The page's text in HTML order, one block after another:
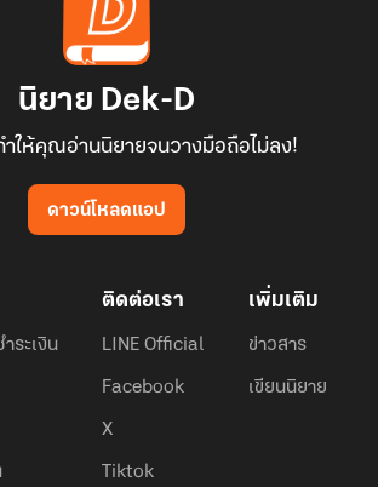
นิยาย Dek-D
ให้คุณอ่านนิยายจนวางมือถือไม่ลง!
ดาวน์โหลดแอป
ระเงิน
ติดต่อเรา
LINE Official
Facebook
X
Tiktok
เพิ่มเติม
ข่าวสาร
เขียนนิยาย